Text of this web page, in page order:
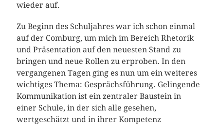
wieder auf.
Zu Beginn des Schuljahres war ich schon einmal
auf der Comburg, um mich im Bereich Rhetorik
und Präsentation auf den neuesten Stand zu
bringen und neue Rollen zu erproben. In den
vergangenen Tagen ging es nun um ein weiteres
wichtiges Thema: Gesprächsführung. Gelingende
Kommunikation ist ein zentraler Baustein in
einer Schule, in der sich alle gesehen,
wertgeschätzt und in ihrer Kompetenz